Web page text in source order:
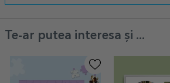
Te-ar putea interesa și ...